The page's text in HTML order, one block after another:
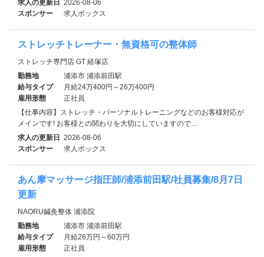
求人の更新日 2026-08-06
スポンサー
求人ボックス
ストレッチトレーナー・無資格可の整体師
ストレッチ専門店 GT 経塚店
勤務地
浦添市 浦添前田駅
給与タイプ
月給24万400円～26万400円
雇用形態
正社員
【仕事内容】ストレッチ・パーソナルトレーニングなどのお客様対応が
メインです! お客様との関わりを大切にしていますので…
求人の更新日 2026-08-06
スポンサー
求人ボックス
あん摩マッサージ指圧師/浦添前田駅/社員募集/8月7日
更新
NAORU鍼灸整体 浦添院
勤務地
浦添市 浦添前田駅
給与タイプ
月給26万円～60万円
雇用形態
正社員